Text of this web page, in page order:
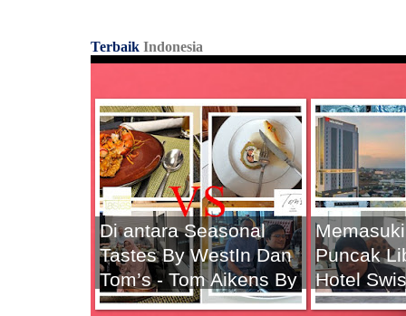
Terbaik Indonesia
Di antara Seasonal
Tastes By WestIn Dan
Tom’s - Tom Aikens By
Langham, Mana yang
Puncak
Hotel
Solo ini,